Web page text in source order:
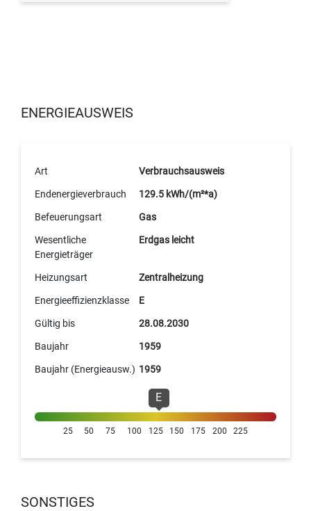
ENERGIEAUSWEIS
Art Verbrauchsausweis
Endenergieverbrauch 129.5 kWh/(m²*a)
Befeuerungsart Gas
Wesentliche
Energieträger
Erdgas leicht
Heizungsart Zentralheizung
Energieeffizienzklasse E
Gültig bis 28.08.2030
Baujahr 1959
Baujahr (Energieausw.) 1959
E
25 50 75 100 125 150 175 200 225
SONSTIGES